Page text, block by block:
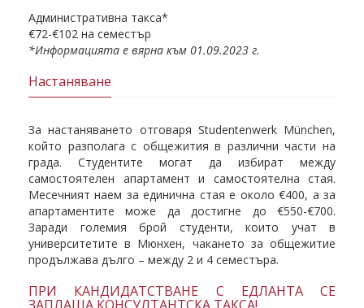
Административна такса*
€72-€102 на семестър
*Информацията е вярна към 01.09.2023 г.
Настаняване
За настаняването отговаря Studentenwerk München,
който разполага с общежития в различни части на
града. Студентите могат да избират между
самостоятелен апартамент и самостоятелна стая.
Месечният наем за единична стая е около €400, а за
апартаментите може да достигне до €550-€700.
Заради големия брой студенти, които учат в
университетите в Мюнхен, чакането за общежитие
продължава дълго – между 2 и 4 семестъра.
ПРИ КАНДИДАТСТВАНЕ С ЕДЛАНТА СЕ